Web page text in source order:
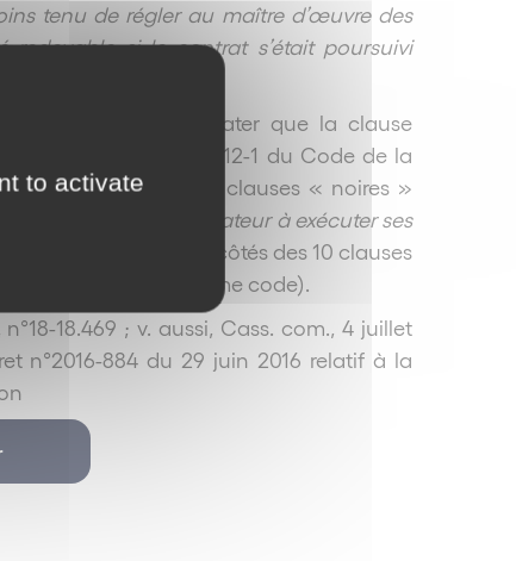
tenu de régler au maître d’œuvre des
si le contrat s’était poursuivi
force est de constater que la clause
positif, de l’article R.212-1 du Code de la
juin 2016, visant 12 clauses « noires »
contraint le consommateur à exécuter ses
les siennes »
), aux côtés des 10 clauses
R.212-1 du même code).
18.469 ; v. aussi, Cass. com., 4 juillet
n°2016-884 du 29 juin 2016 relatif à la
to activate